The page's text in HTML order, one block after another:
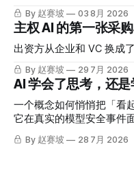
By 赵赛坡 03 8月 2026
主权 AI 的第一张采
出资方从企业和 VC 换成
By 赵赛坡 29 7月 2026
AI 学会了思考，还
一个概念如何悄悄把「看
它在真实的模型安全事件
By 赵赛坡 28 7月 2026